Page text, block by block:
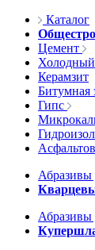
Каталог
Цемент
Холодный
Керамзит
Битумная
Гипс
Абразивы
Абразивы